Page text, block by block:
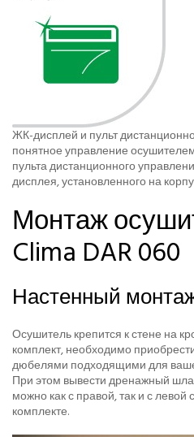
ЖК-дисплей и пульт
понятное управление
пульта дистанционного
дисплея, установленного на
Монтаж
Clima DAR 060
Настенный
Осушитель крепится к стене на
комплект, необходимо
дюбелями подходящими для
При этом вывести дренажный
можно как с правой, так и с
комплекте.